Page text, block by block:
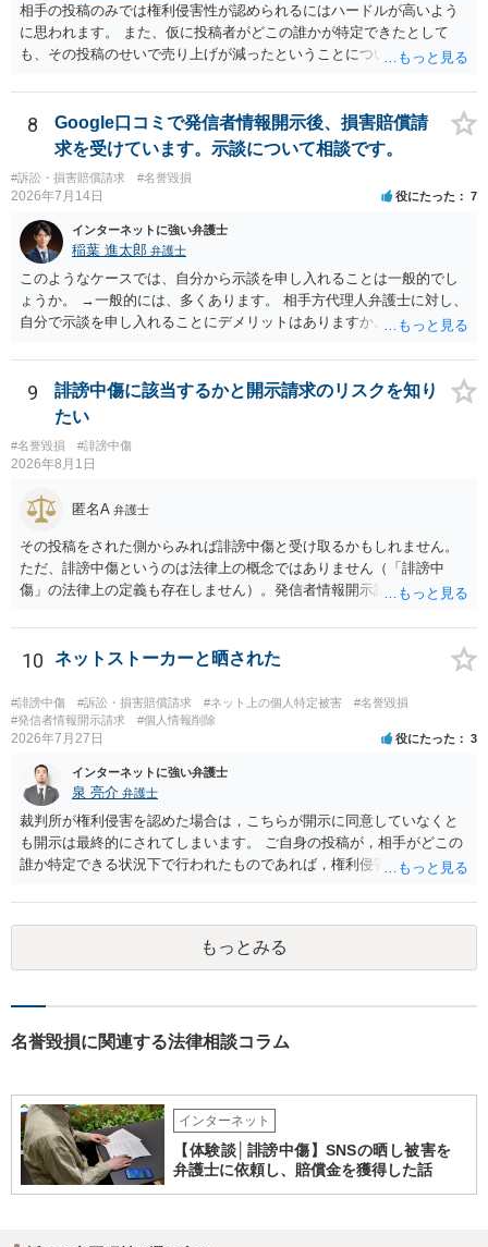
相手の投稿のみでは権利侵害性が認められるにはハードルが高いよう
に思われます。 また、仮に投稿者がどこの誰かが特定できたとして
も、その投稿のせいで売り上げが減ったということについての証明は
8
Google口コミで発信者情報開示後、損害賠償請
求を受けています。示談について相談です。
#訴訟・損害賠償請求 #名誉毀損
2026年7月14日 役にたった 7
インターネットに強い弁護士
稲葉 進太郎 弁護士
このようなケースでは、自分から示談を申し入れることは一般的でし
ょうか。 →一般的には、多くあります。 相手方代理人弁護士に対し、
自分で示談を申し入れることにデメリットはありますか。 →弁護士で
できる主張を展開するのが難しいという点が指摘されるでしょう。 弁
護士に依頼する経済的余裕がない場合、自分で示談交渉を行う際に注
意すべき点があれば教えてください。 →分からないことが出てきたら
弁護士にご相談になるのが良いかと存じます。まずは電話相談などで
直接弁護士にご相談になることをお勧めいたします。
9
誹謗中傷に該当するかと開示請求のリスクを知り
たい
#名誉毀損 #誹謗中傷
2026年8月1日
匿名A 弁護士
その投稿をされた側からみれば誹謗中傷と受け取るかもしれません。
ただ、誹謗中傷というのは法律上の概念ではありません（「誹謗中
傷」の法律上の定義も存在しません）。発信者情報開示請求は権利侵
認められるわけではありません。 ご質問に書かれている投稿内容だけ
では、相手にとって不愉快かもしれませんが当然に権利侵害に該当す
るとは言い難く、発信者情報開示請求は認められない事案が多いと思
われますが、実際の投稿内容を確認しなければ正確な回答は難しいの
で、ご不安であれば、弁護士へ直接相談して見通しを聞いてみればよ
いと思います。
10 ネットストーカーと晒された
#誹謗中傷 #訴訟・損害賠償請求 #ネット上の個人特定被害
#名誉毀損
#発信者情報開示請求
#個人情報削除
2026年7月27日 役にたった 3
インターネットに強い弁護士
泉 亮介 弁護士
裁判所が権利侵害を認めた場合は，こちらが開示に同意していなくと
も開示は最終的にされてしまいます。 ご自身の投稿が，相手がどこの
誰か特定できる状況下で行われたものであれば，権利侵害性が認めら
いても，アカウントを特定したうえで，ネットストーカーとして晒し
たのであれば，かかる行為に権利侵害性が認められる可能性はあるで
もっとみる
名誉毀損に関連する法律相談コラム
インターネット
【体験談│誹謗中傷】SNSの晒し被害を
弁護士に依頼し、賠償金を獲得した話